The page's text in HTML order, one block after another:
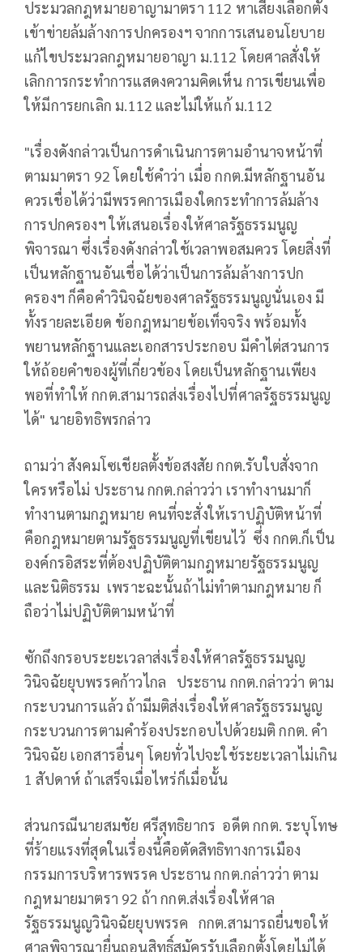
ประมวลกฎหมายอาญามาตรา 112 หาเสียงเลือกตั้ง
เข้าข่ายล้มล้างการปกครองฯ จากการเสนอนโยบาย
แก้ไขประมวลกฎหมายอาญา ม.112 โดยศาลสั่งให้
เลิกการกระทำการแสดงความคิดเห็น การเขียนเพื่อ
ให้มีการยกเลิก ม.112 และไม่ให้แก้ ม.112
"เรื่องดังกล่าวเป็นการดำเนินการตามอำนาจหน้าที่
ตามมาตรา 92 โดยใช้คำว่า เมื่อ กกต.มีหลักฐานอัน
ควรเชื่อได้ว่ามีพรรคการเมืองใดกระทำการล้มล้าง
การปกครองฯ ให้เสนอเรื่องให้ศาลรัฐธรรมนูญ
พิจารณา ซึ่งเรื่องดังกล่าวใช้เวลาพอสมควร โดยสิ่งที่
เป็นหลักฐานอันเชื่อได้ว่าเป็นการล้มล้างการปก
ครองฯ ก็คือคำวินิจฉัยของศาลรัฐธรรมนูญนั่นเอง มี
ทั้งรายละเอียด ข้อกฎหมายข้อเท็จจริง พร้อมทั้ง
พยานหลักฐานและเอกสารประกอบ มีคำไต่สวนการ
ให้ถ้อยคำของผู้ที่เกี่ยวข้อง โดยเป็นหลักฐานเพียง
พอที่ทำให้ กกต.สามารถส่งเรื่องไปที่ศาลรัฐธรรมนูญ
ได้" นายอิทธิพรกล่าว
ถามว่า สังคมโซเชียลตั้งข้อสงสัย กกต.รับใบสั่งจาก
ใครหรือไม่ ประธาน กกต.กล่าวว่า เราทำงานมาก็
ทำงานตามกฎหมาย คนที่จะสั่งให้เราปฏิบัติหน้าที่
คือกฎหมายตามรัฐธรรมนูญที่เขียนไว้ ซึ่ง กกต.ก็เป็น
องค์กรอิสระที่ต้องปฏิบัติตามกฎหมายรัฐธรรมนูญ
และนิติธรรม เพราะฉะนั้นถ้าไม่ทำตามกฎหมาย ก็
ถือว่าไม่ปฏิบัติตามหน้าที่
ซักถึงกรอบระยะเวลาส่งเรื่องให้ศาลรัฐธรรมนูญ
วินิจฉัยยุบพรรคก้าวไกล ประธาน กกต.กล่าวว่า ตาม
กระบวนการแล้ว ถ้ามีมติส่งเรื่องให้ศาลรัฐธรรมนูญ
กระบวนการตามคำร้องประกอบไปด้วยมติ กกต. คำ
วินิจฉัย เอกสารอื่นๆ โดยทั่วไปจะใช้ระยะเวลาไม่เกิน
1 สัปดาห์ ถ้าเสร็จเมื่อไหร่ก็เมื่อนั้น
ส่วนกรณีนายสมชัย ศรีสุทธิยากร อดีต กกต. ระบุโทษ
ที่ร้ายแรงที่สุดในเรื่องนี้คือตัดสิทธิทางการเมือง
กรรมการบริหารพรรค ประธาน กกต.กล่าวว่า ตาม
กฎหมายมาตรา 92 ถ้า กกต.ส่งเรื่องให้ศาล
รัฐธรรมนูญวินิจฉัยยุบพรรค กกต.สามารถยื่นขอให้
ศาลพิจารณายื่นถอนสิทธิ์สมัครรับเลือกตั้งโดยไม่ได้